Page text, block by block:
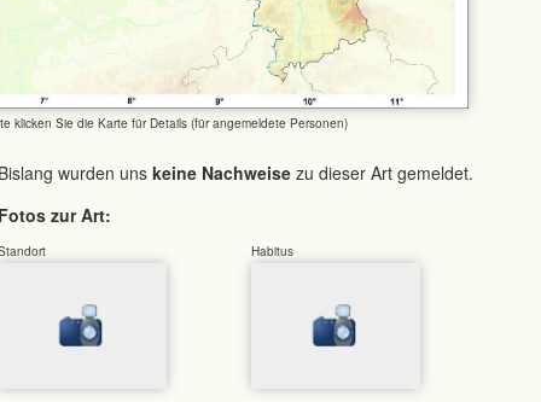
klicken Sie die Karte für Details (für angemeldete Personen)
wurden uns keine Nachweise zu dieser Art gemeldet.
zur Art:
Habitus